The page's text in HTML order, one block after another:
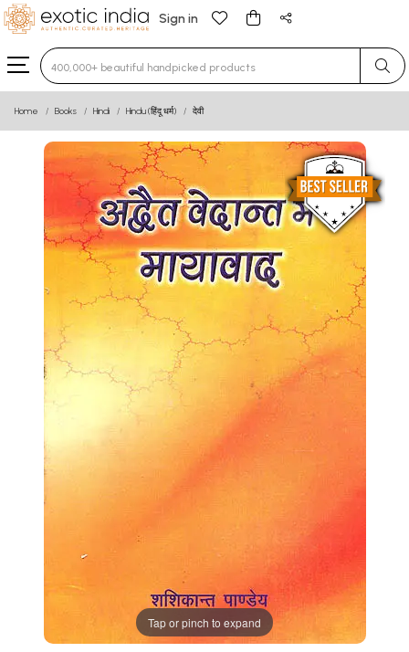
Sign in
Type 3 or more characters for results.
Home Books Hindi Hindu (हिंदू धर्म) देवी
Tap or pinch to expand